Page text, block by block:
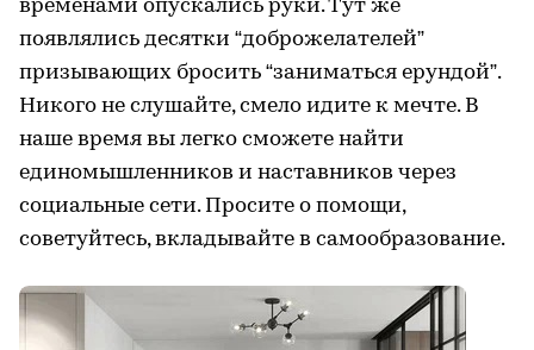
временами опускались руки. Тут же
появлялись десятки “доброжелателей”
призывающих бросить “заниматься ерундой”.
Никого не слушайте, смело идите к мечте. В
наше время вы легко сможете найти
единомышленников и наставников через
социальные сети. Просите о помощи,
советуйтесь, вкладывайте в самообразование.